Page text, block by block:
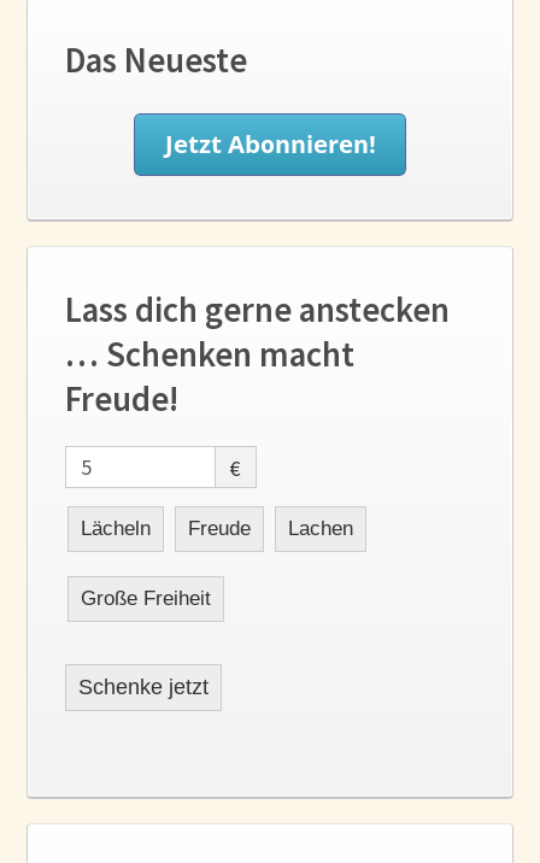
Das Neueste
Lass dich gerne anstecken
… Schenken macht
Freude!
€
Lächeln Freude Lachen
Große Freiheit
Schenke jetzt